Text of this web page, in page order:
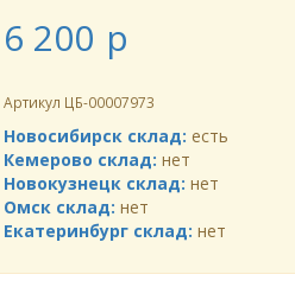
6 200 p
Артикул ЦБ-00007973
Новосибирск склад: есть
Кемерово склад: нет
Новокузнецк склад: нет
Омск склад: нет
Екатеринбург склад: нет